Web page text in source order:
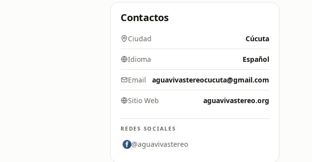
Contactos
Ciudad Cúcuta
Idioma Español
Email aguavivastereocucuta@gmail.com
Sitio Web aguavivastereo.org
REDES SOCIALES
@aguavivastereo